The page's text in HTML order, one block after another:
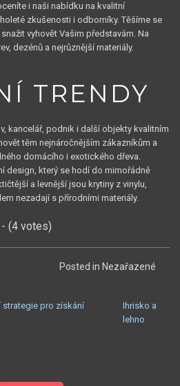
i naši nabídku na kvalitní
zkušenosti i odborníky. Těšíme se
vyhovět Vašim představám. Na
dezénů a nejrůznější materiály.
TRENDY
kancelář, podnik i další objekty kvalitním
těm nejnáročnějším zákazníkům a
domácího i exotického dřeva.
design, který se hodí do mimořádně
a levnější jsou krytiny z vinylu,
nezadají s přírodními materiály.
(4 votes)
Posted in Nezařazené
strategie pro získání
Ihrisko a
lehno